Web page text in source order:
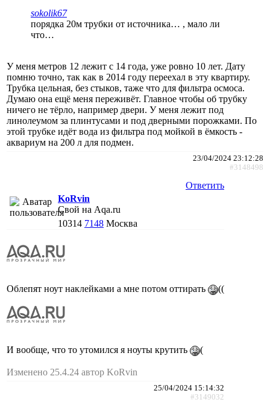
sokolik67
порядка 20м трубки от источника… , мало ли
что…
У меня метров 12 лежит с 14 года, уже ровно 10 лет. Дату
помню точно, так как в 2014 году переехал в эту квартиру.
Трубка цельная, без стыков, таже что для фильтра осмоса.
Думаю она ещё меня переживёт. Главное чтобы об трубку
ничего не тёрло, например двери. У меня лежит под
линолеумом за плинтусами и под дверными порожками. По
этой трубке идёт вода из фильтра под мойкой в ёмкость -
аквариум на 200 л для подмен.
23/04/2024 23:12:28
#3148498
Ответить
KoRvin
Свой на Aqa.ru
10314 7148 Москва
Облепят ноут наклейками а мне потом оттирать ((
И вообще, что то утомился я ноуты крутить (
Изменено 25.4.24 автор KoRvin
25/04/2024 15:14:32
#3149032